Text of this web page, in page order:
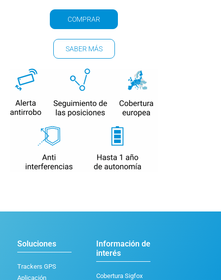
COMPRAR
SABER MÁS
Soluciones
Trackers GPS
Aplicación
Información de
interés
Cobertura Sigfox